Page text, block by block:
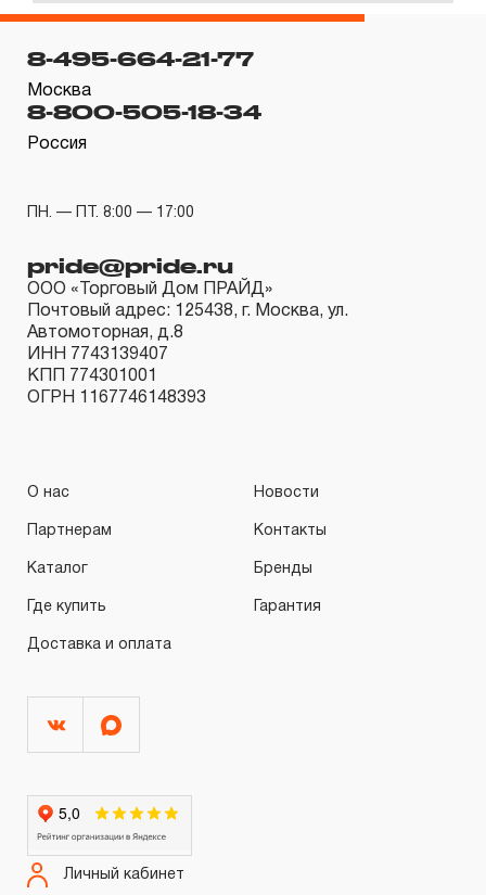
8-495-664-21-77
Москва
8-800-505-18-34
Россия
ПН. — ПТ. 8:00 — 17:00
pride@pride.ru
ООО «Торговый Дом ПРАЙД»
Почтовый адрес: 125438, г. Москва, ул.
Автомоторная, д.8
ИНН 7743139407
КПП 774301001
ОГРН 1167746148393
О нас Новости
Партнерам Контакты
Каталог Бренды
Где купить Гарантия
Доставка и оплата
Личный кабинет